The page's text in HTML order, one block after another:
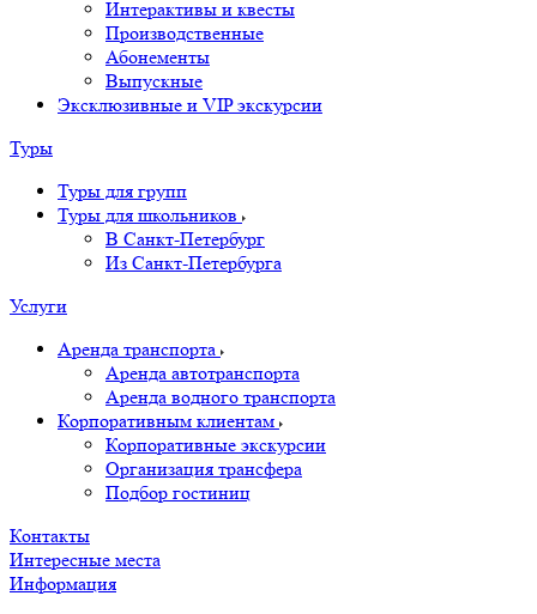
Интерактивы и квесты
Производственные
Абонементы
Выпускные
Эксклюзивные и VIP экскурсии
Туры
Туры для групп
Туры для школьников
В Санкт-Петербург
Из Санкт-Петербурга
Услуги
Аренда транспорта
Аренда автотранспорта
Аренда водного транспорта
Корпоративным клиентам
Корпоративные экскурсии
Организация трансфера
Подбор гостиниц
Контакты
Интересные места
Информация